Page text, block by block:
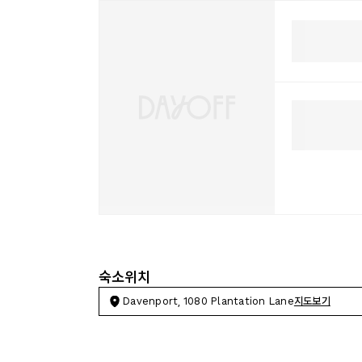
숙소위치
Davenport, 1080 Plantation Lane지도보기